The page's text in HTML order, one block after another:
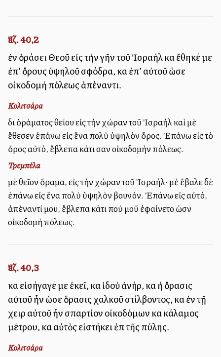
Ἰεζ. 40,2
ἐν ὁράσει Θεοῦ εἰς τὴν γῆν τοῦ Ἰσραὴλ καὶ ἔθηκέ με
ἐπ’ ὄρους ὑψηλοῦ σφόδρα, καὶ ἐπ’ αὐτοῦ ὡσεὶ
οἰκοδομὴ πόλεως ἀπέναντι.
Κολιτσάρα
διὰ ὁράματος θείου εἰς τὴν χώραν τοῦ Ἰσραὴλ καὶ μὲ
ἔθεσεν ἐπάνω εἰς ἕνα πολὺ ὑψηλὸν ὄρος. Ἐπάνω εἰς τὸ
ὄρος αὐτό, ἔβλεπα κάτι σαν οἰκοδομὴν πόλεως.
Τρεμπέλα
μὲ θεῖον ὅραμα, εἰς τὴν χώραν τοῦ Ἰσραήλ· μὲ ἔβαλε δὲ
ἐπάνω εἰς ἕνα πολὺ ὑψηλὸν βουνόν. Ἐπάνω εἰς αὐτό,
ἀπέναντί μου, ἔβλεπα κάτι ποὺ μοῦ ἐφαίνετο ὡσὰν
οἰκοδομὴ πόλεως.
Ἰεζ. 40,3
καὶ εἰσήγαγέ με ἐκεῖ, καὶ ἰδοὺ ἀνήρ, καὶ ἡ ὅρασις
αὐτοῦ ἦν ὡσεὶ ὅρασις χαλκοῦ στίλβοντος, καὶ ἐν τῇ
χειρὶ αὐτοῦ ἦν σπαρτίον οἰκοδόμων καὶ κάλαμος
μέτρου, καὶ αὐτὸς εἱστήκει ἐπὶ τῆς πύλης.
Κολιτσάρα